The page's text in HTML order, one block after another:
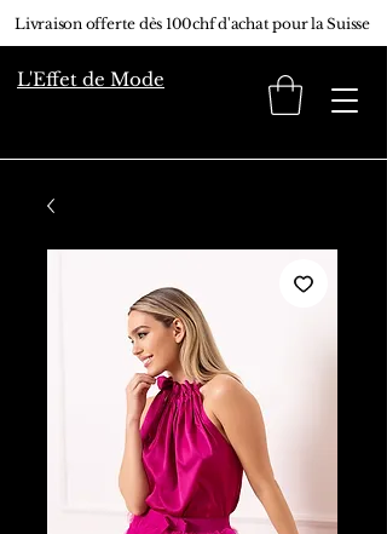
Livraison offerte dès 100chf d'achat pour la Suisse
L'Effet de Mode